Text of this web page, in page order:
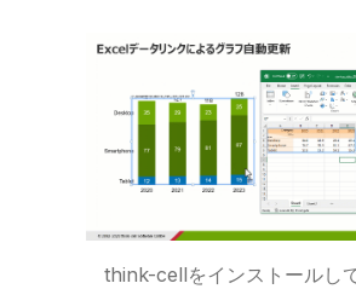
think-cellをインストールし